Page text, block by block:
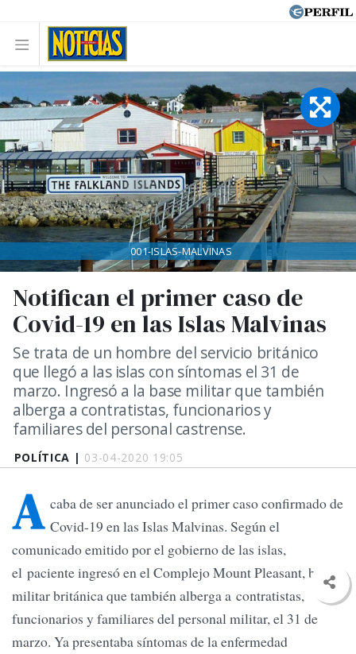
POLÍTICA | 03-04-2020 19:05
Notifican el primer caso de
Covid-19 en las Islas Malvinas
Se trata de un hombre del servicio británico
que llegó a las islas con síntomas el 31 de
marzo. Ingresó a la base militar que también
alberga a contratistas, funcionarios y
familiares del personal castrense.
001-ISLAS-MALVINAS
A caba de ser anunciado el primer caso confirmado de
Covid-19 en las Islas Malvinas. Según el
comunicado emitido por el gobierno de las islas,
el paciente ingresó en el Complejo Mount Pleasant, base
militar británica que también alberga a contratistas,
funcionarios y familiares del personal militar, el 31 de
marzo. Ya presentaba síntomas de la enfermedad